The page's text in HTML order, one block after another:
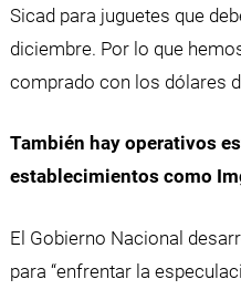
Sicad para juguetes que
diciembre. Por lo que
comprado con los dólares
También hay operativos
establecimientos como
El Gobierno Nacional
para “enfrentar la